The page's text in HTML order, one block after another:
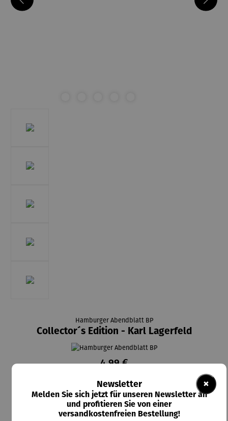
Hamburger Abendblatt BP
Collector´s Edition - Karl Lagerfeld
4,99 €
Lieferzeit: Sofort verfügbar
Artikelauswahlauswählen
×
Newsletter
Melden Sie sich jetzt für unseren Newsletter an
und profitieren Sie von einer
versandkostenfreien Bestellung!